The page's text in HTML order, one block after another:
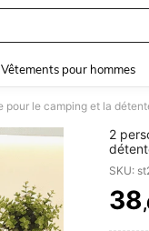
Vêtements pour hommes
2
facile
SKU:
38